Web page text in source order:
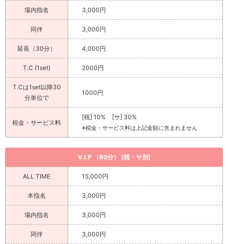
場内指名 3,000円
同伴 3,000円
延長（30分） 4,000円
T.C (1set) 2000円
T.Cは1set以降30
分単位で
1000円
税金・サービス料
[税] 10% [サ] 30%
※税金・サービス料は上記金額に含まれません
V.I.P （60分） [税・サ別]
ALL TIME 15,000円
本指名 3,000円
場内指名 3,000円
同伴 3,000円